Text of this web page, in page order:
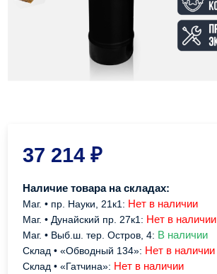
37 214 ₽
Наличие товара на складах:
Маг. • пр. Науки, 21к1: Нет в наличии
Маг. • Дунайский пр. 27к1: Нет в наличии
Маг. • Выб.ш. тер. Остров, 4: В наличии
Склад • «Обводный 134»: Нет в наличии
Склад • «Гатчина»: Нет в наличии